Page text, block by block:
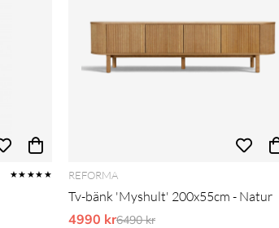
★★★★★ REFORMA
Tv-bänk 'Myshult' 200x55cm - Natur
4990 krOrdinarie pris:
6490 kr